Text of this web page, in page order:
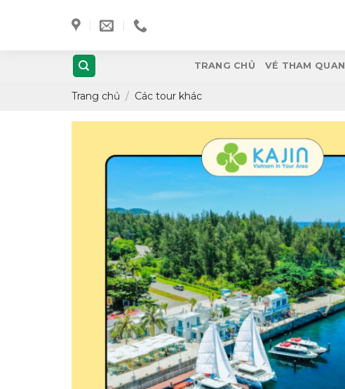
TRANG CHỦ VÉ THAM QUAN
Trang chủ / Các tour khác